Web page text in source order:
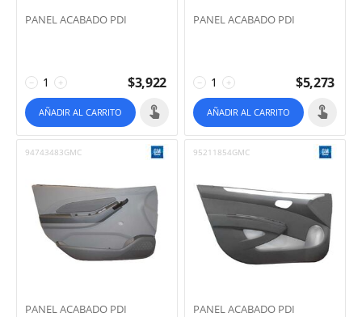
PANEL ACABADO PDI
+
− $3,922
AÑADIR AL CARRITO
PANEL ACABADO PDI
+
− $5,273
AÑADIR AL CARRITO
94743483GMC
PANEL ACABADO PDI
95211854GMC
PANEL ACABADO PDI